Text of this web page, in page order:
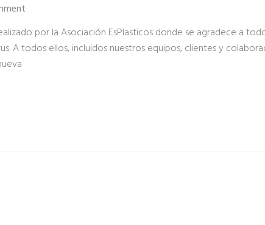
por la Asociación EsPlasticos donde se agradece a
A todos ellos, incluidos nuestros equipos, clientes y